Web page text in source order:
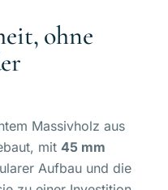
ohne
Massivholz aus
mit 45 mm
Aufbau und die